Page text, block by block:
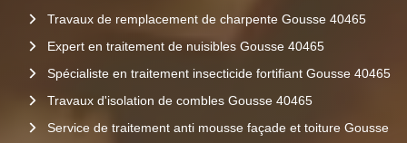
Travaux de remplacement de charpente Gousse 40465
Expert en traitement de nuisibles Gousse 40465
Spécialiste en traitement insecticide fortifiant Gousse 40465
Travaux d'isolation de combles Gousse 40465
Service de traitement anti mousse façade et toiture Gousse